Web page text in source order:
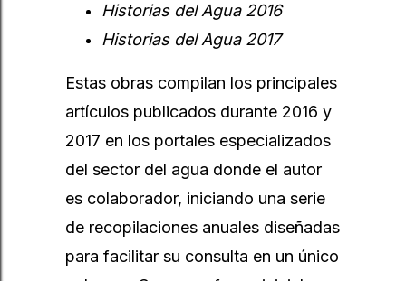
Historias del Agua 2016
Historias del Agua 2017
Estas obras compilan los principales
artículos publicados durante 2016 y
2017 en los portales especializados
del sector del agua donde el autor
es colaborador, iniciando una serie
de recopilaciones anuales diseñadas
para facilitar su consulta en un único